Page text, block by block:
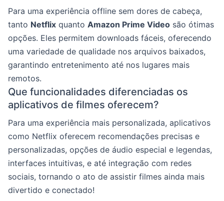
Para uma experiência offline sem dores de cabeça,
tanto Netflix quanto Amazon Prime Video são ótimas
opções. Eles permitem downloads fáceis, oferecendo
uma variedade de qualidade nos arquivos baixados,
garantindo entretenimento até nos lugares mais
remotos.
Que funcionalidades diferenciadas os
aplicativos de filmes oferecem?
Para uma experiência mais personalizada, aplicativos
como Netflix oferecem recomendações precisas e
personalizadas, opções de áudio especial e legendas,
interfaces intuitivas, e até integração com redes
sociais, tornando o ato de assistir filmes ainda mais
divertido e conectado!